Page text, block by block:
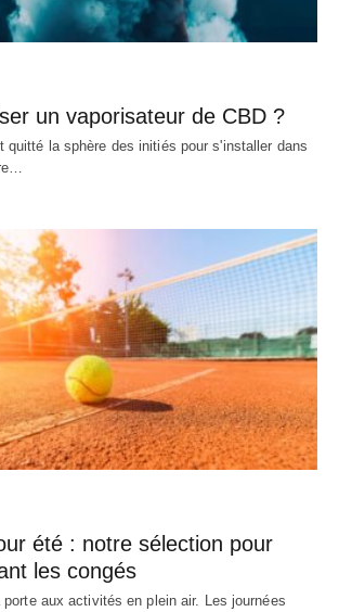
un vaporisateur de CBD ?
quitté la sphère des initiés pour s'installer dans
été : notre sélection pour
les congés
porte aux activités en plein air. Les journées